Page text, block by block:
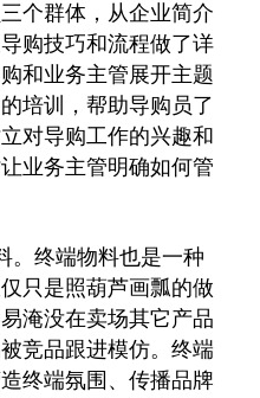
个群体，从企业简介
购技巧和流程做了详
和业务主管展开主题
培训，帮助导购员了
对导购工作的兴趣和
业务主管明确如何管
。终端物料也是一种
只是照葫芦画瓢的做
淹没在卖场其它产品
竞品跟进模仿。终端
终端氛围、传播品牌